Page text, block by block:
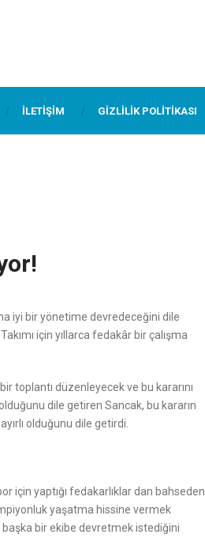
İLETIŞIM GIZLILIK POLITIKASI
iyi bir yönetime devredeceğini dile
için yıllarca fedakâr bir çalışma
toplantı düzenleyecek ve bu kararını
dile getiren Sancak, bu kararın
olduğunu dile getirdi.
için yaptığı fedakarlıklar dan bahseden
yaşatma hissine vermek
bir ekibe devretmek istediğini